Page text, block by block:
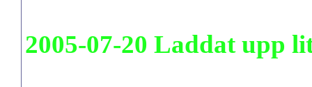
2005-07-20 Laddat upp